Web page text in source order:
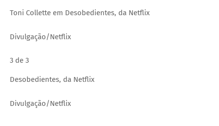
Toni Collette em Desobedientes, da Netflix
Divulgação/Netflix
3 de 3
Desobedientes, da Netflix
Divulgação/Netflix